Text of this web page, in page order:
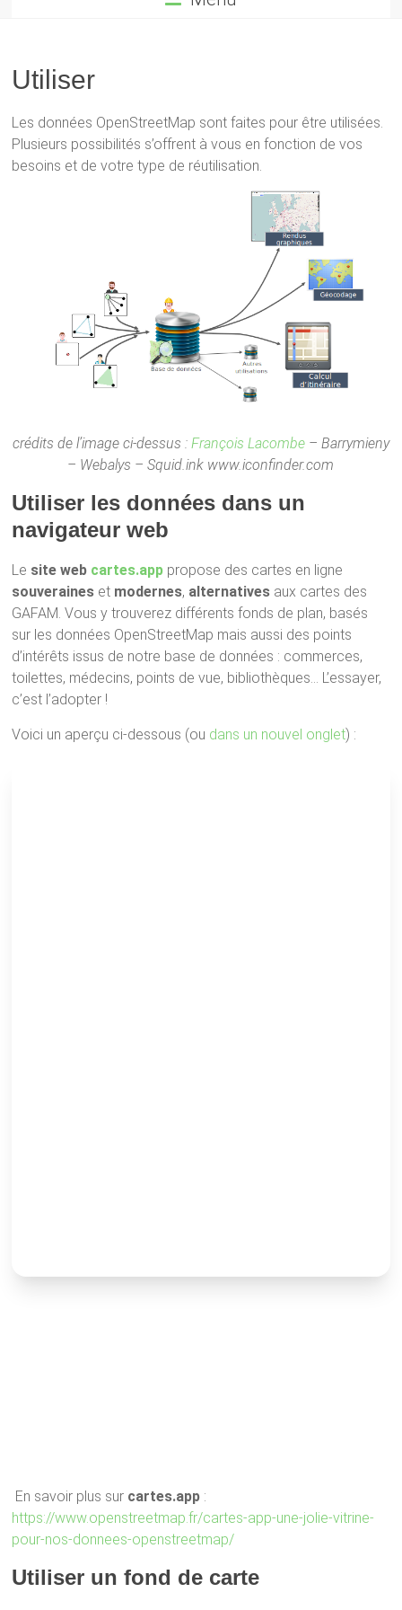
Utiliser
Les données OpenStreetMap sont faites pour être utilisées.
Plusieurs possibilités s’offrent à vous en fonction de vos
besoins et de votre type de réutilisation.
crédits de l’image ci-dessus : François Lacombe– Barrymieny
– Webalys – Squid.ink www.iconfinder.com
Utiliser les données dans un
navigateur web
Le site web cartes.app propose des cartes en ligne
souveraines et modernes, alternatives aux cartes des
GAFAM. Vous y trouverez différents fonds de plan, basés
sur les données OpenStreetMap mais aussi des points
d’intérêts issus de notre base de données : commerces,
toilettes, médecins, points de vue, bibliothèques… L’essayer,
c’est l’adopter !
Voici un aperçu ci-dessous (ou dans un nouvel onglet) :
En savoir plus sur cartes.app :
https://www.openstreetmap.fr/cartes-app-une-jolie-vitrine-
pour-nos-donnees-openstreetmap/
Utiliser un fond de carte